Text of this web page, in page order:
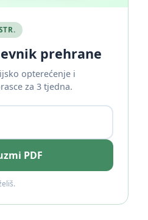
prehrane
opterećenje i
za 3 tjedna.
PDF